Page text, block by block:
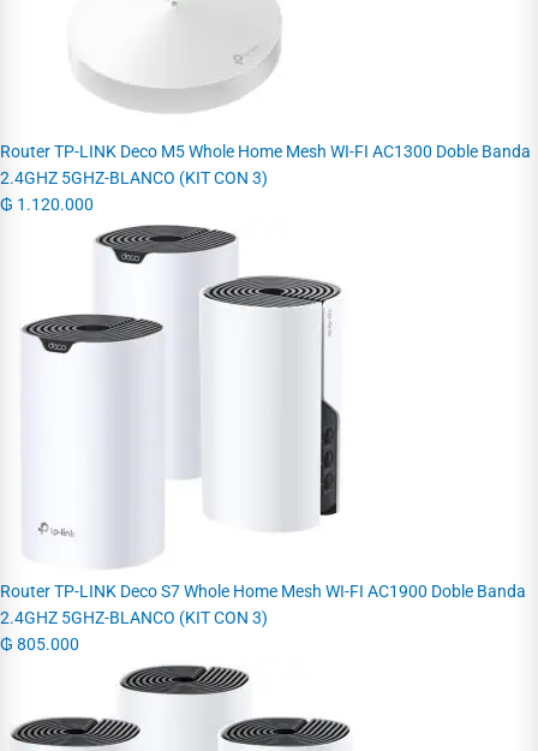
Router TP-LINK Deco M5 Whole Home Mesh WI-FI AC1300 Doble Banda
2.4GHZ 5GHZ-BLANCO (KIT CON 3)
₲ 1.120.000
Router TP-LINK Deco S7 Whole Home Mesh WI-FI AC1900 Doble Banda
2.4GHZ 5GHZ-BLANCO (KIT CON 3)
₲ 805.000